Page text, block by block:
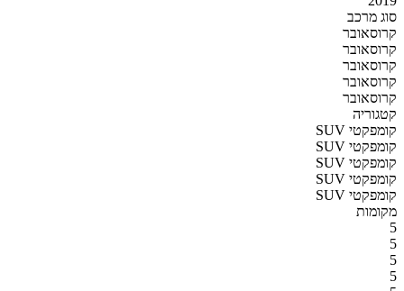
סוג מרכב
קרוסאובר
קרוסאובר
קרוסאובר
קרוסאובר
קרוסאובר
קטגוריה
SUV קומפקטי
SUV קומפקטי
SUV קומפקטי
SUV קומפקטי
SUV קומפקטי
מקומות
5
5
5
5